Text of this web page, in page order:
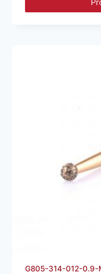
G805-314-012-0.9-